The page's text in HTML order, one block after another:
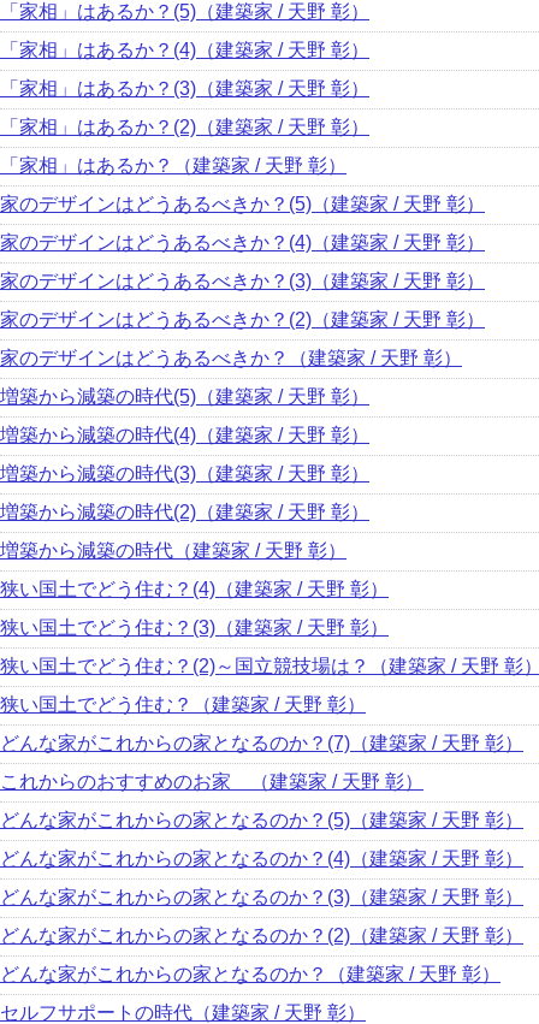
「家相」はあるか？(5)（建築家 / 天野 彰）
「家相」はあるか？(4)（建築家 / 天野 彰）
「家相」はあるか？(3)（建築家 / 天野 彰）
「家相」はあるか？(2)（建築家 / 天野 彰）
「家相」はあるか？（建築家 / 天野 彰）
家のデザインはどうあるべきか？(5)（建築家 / 天野 彰）
家のデザインはどうあるべきか？(4)（建築家 / 天野 彰）
家のデザインはどうあるべきか？(3)（建築家 / 天野 彰）
家のデザインはどうあるべきか？(2)（建築家 / 天野 彰）
家のデザインはどうあるべきか？（建築家 / 天野 彰）
増築から減築の時代(5)（建築家 / 天野 彰）
増築から減築の時代(4)（建築家 / 天野 彰）
増築から減築の時代(3)（建築家 / 天野 彰）
増築から減築の時代(2)（建築家 / 天野 彰）
増築から減築の時代（建築家 / 天野 彰）
狭い国土でどう住む？(4)（建築家 / 天野 彰）
狭い国土でどう住む？(3)（建築家 / 天野 彰）
狭い国土でどう住む？(2)～国立競技場は？（建築家 / 天野 彰
狭い国土でどう住む？（建築家 / 天野 彰）
どんな家がこれからの家となるのか？(7)（建築家 / 天野 彰）
これからのおすすめのお家 （建築家 / 天野 彰）
どんな家がこれからの家となるのか？(5)（建築家 / 天野 彰）
どんな家がこれからの家となるのか？(4)（建築家 / 天野 彰）
どんな家がこれからの家となるのか？(3)（建築家 / 天野 彰）
どんな家がこれからの家となるのか？(2)（建築家 / 天野 彰）
どんな家がこれからの家となるのか？（建築家 / 天野 彰）
セルフサポートの時代（建築家 / 天野 彰）